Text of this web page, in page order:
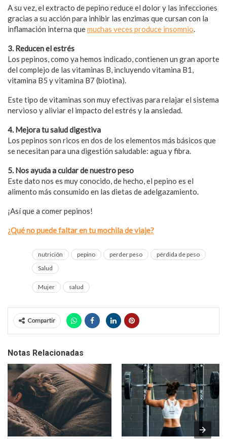
A su vez, el extracto de pepino reduce el dolor y las infecciones
gracias a su acción para inhibir las enzimas que cursan con la
inflamación interna quemuchas veces produce insomnio.
3. Reducen el estrés
Los pepinos, como ya hemos indicado, contienen un gran aporte
del complejo de las vitaminas B, incluyendo vitamina B1,
vitamina B5 y vitamina B7 (biotina).
Este tipo de vitaminas son muy efectivas para relajar el sistema
nervioso y aliviar el impacto del estrés y la ansiedad.
4. Mejora tu salud digestiva
Los pepinos son ricos en dos de los elementos más básicos que
se necesitan para una digestión saludable: agua y fibra.
5. Nos ayuda a cuidar de nuestro peso
Este dato nos es muy conocido, de hecho, el pepino es el
alimento más consumido en las dietas de adelgazamiento.
¡Así que a comer pepinos!
¿Qué no puede faltar en tu mochila de viaje?
nutrición pepino perder peso
pérdida de peso
Salud
Mujer salud
Compartir
Notas Relacionadas